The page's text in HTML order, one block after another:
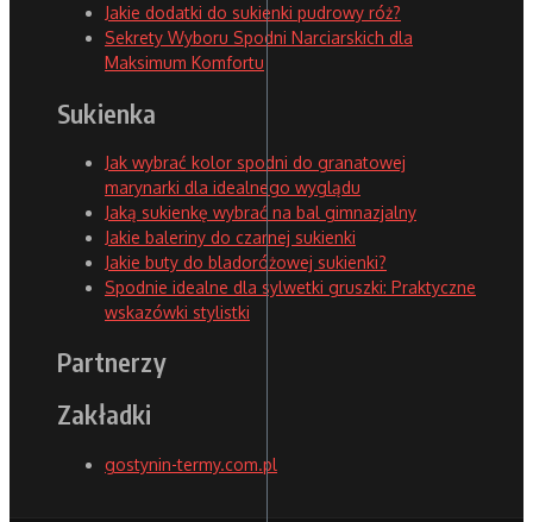
Jakie dodatki do sukienki pudrowy róż?
Sekrety Wyboru Spodni Narciarskich dla
Maksimum Komfortu
Sukienka
Jak wybrać kolor spodni do granatowej
marynarki dla idealnego wyglądu
Jaką sukienkę wybrać na bal gimnazjalny
Jakie baleriny do czarnej sukienki
Jakie buty do bladoróżowej sukienki?
Spodnie idealne dla sylwetki gruszki: Praktyczne
wskazówki stylistki
Partnerzy
Zakładki
gostynin-termy.com.pl